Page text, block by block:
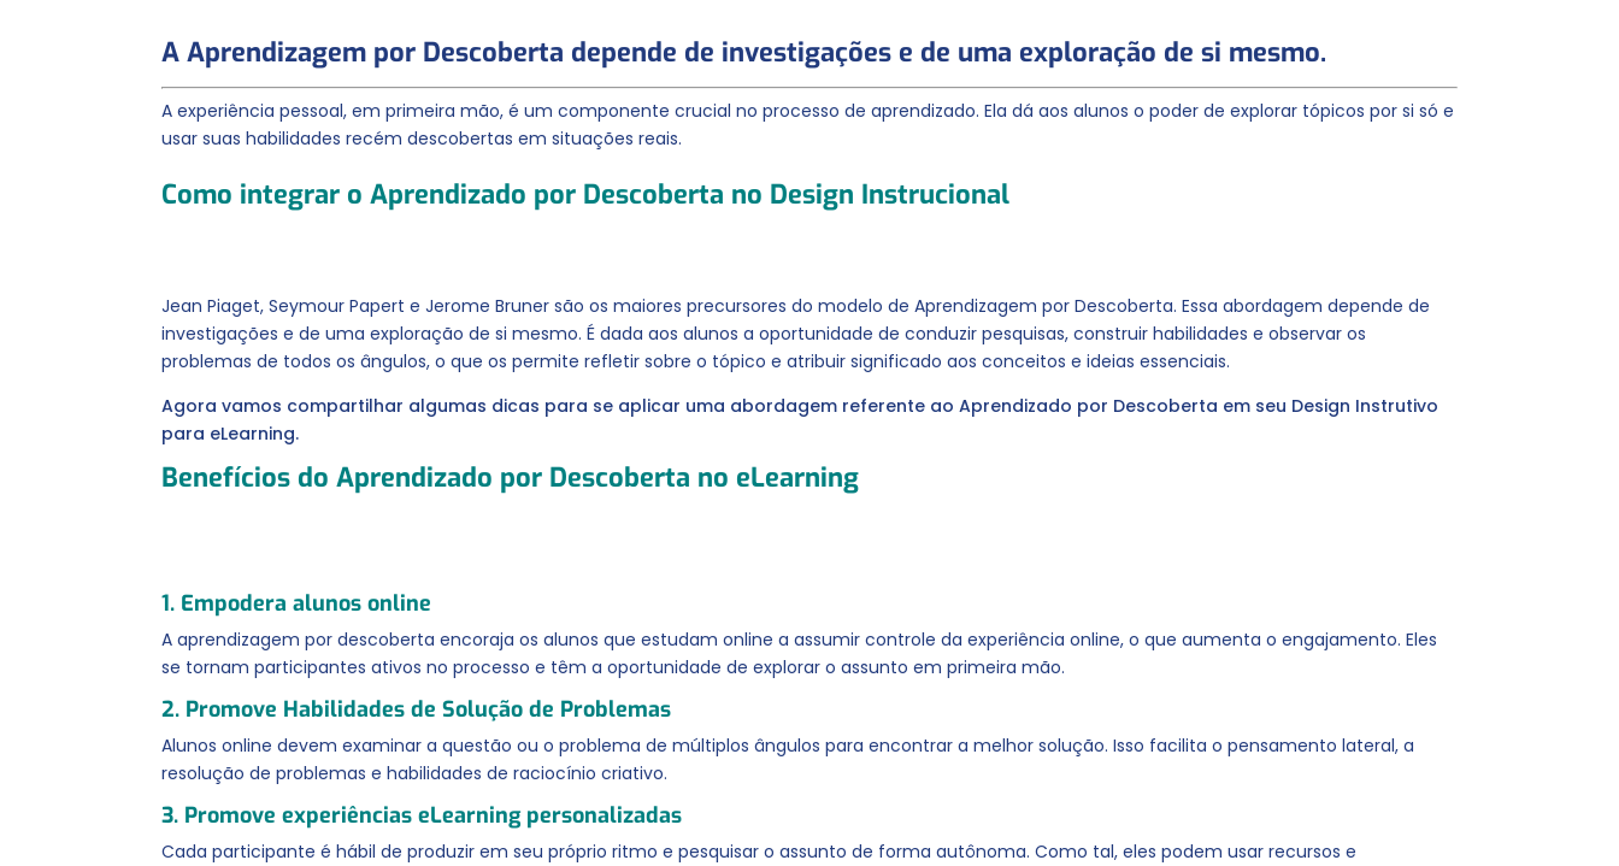
A Aprendizagem por Descoberta depende de investigações e de uma exploração de si mesmo.
A experiência pessoal, em primeira mão, é um componente crucial no processo de aprendizado. Ela dá aos alunos o poder de explorar tópicos por si só e
usar suas habilidades recém descobertas em situações reais.
Como integrar o Aprendizado por Descoberta no Design Instrucional
Jean Piaget, Seymour Papert e Jerome Bruner são os maiores precursores do modelo de Aprendizagem por Descoberta. Essa abordagem depende de
investigações e de uma exploração de si mesmo. É dada aos alunos a oportunidade de conduzir pesquisas, construir habilidades e observar os
problemas de todos os ângulos, o que os permite refletir sobre o tópico e atribuir significado aos conceitos e ideias essenciais.
Agora vamos compartilhar algumas dicas para se aplicar uma abordagem referente ao Aprendizado por Descoberta em seu Design Instrutivo
para eLearning.
Benefícios do Aprendizado por Descoberta no eLearning
1. Empodera alunos online
A aprendizagem por descoberta encoraja os alunos que estudam online a assumir controle da experiência online, o que aumenta o engajamento. Eles
se tornam participantes ativos no processo e têm a oportunidade de explorar o assunto em primeira mão.
2. Promove Habilidades de Solução de Problemas
Alunos online devem examinar a questão ou o problema de múltiplos ângulos para encontrar a melhor solução. Isso facilita o pensamento lateral, a
resolução de problemas e habilidades de raciocínio criativo.
3. Promove experiências eLearning personalizadas
Cada participante é hábil de produzir em seu próprio ritmo e pesquisar o assunto de forma autônoma. Como tal, eles podem usar recursos e